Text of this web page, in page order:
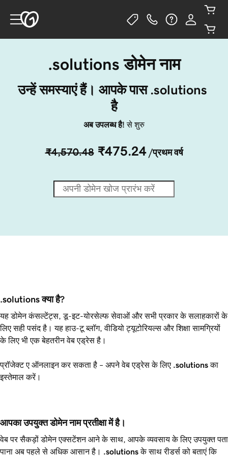
.solutions डोमेन नाम
उन्हें समस्याएं हैं। आपके पास .solutions
है
अब उपलब्ध है!से शुरु
₹4,570.48 ₹475.24 /प्रथम वर्ष
.solutions क्या है?
यह डोमेन कंसल्टेंट्स, डू-इट-योरसेल्फ सेवाओं और सभी प्रकार के सलाहकारों के
लिए सही पसंद है। यह हाउ-टू ब्लॉग, वीडियो ट्यूटोरियल्स और शिक्षा सामग्रियों
के लिए भी एक बेहतरीन वेब एड्रेस है।
प्रॉजेक्ट ए ऑनलाइन कर सकता है – अपने वेब एड्रेस के लिए .solutionsका
इस्तेमाल करें।
आपका उपयुक्त डोमेन नाम प्रतीक्षा में है।
वेब पर सैकड़ों डोमेन एक्सटेंशन आने के साथ, आपके व्यवसाय के लिए उपयुक्त पता
पाना अब पहले से अधिक आसान है।
.solutionsके साथ रीडर्स को बताएं कि